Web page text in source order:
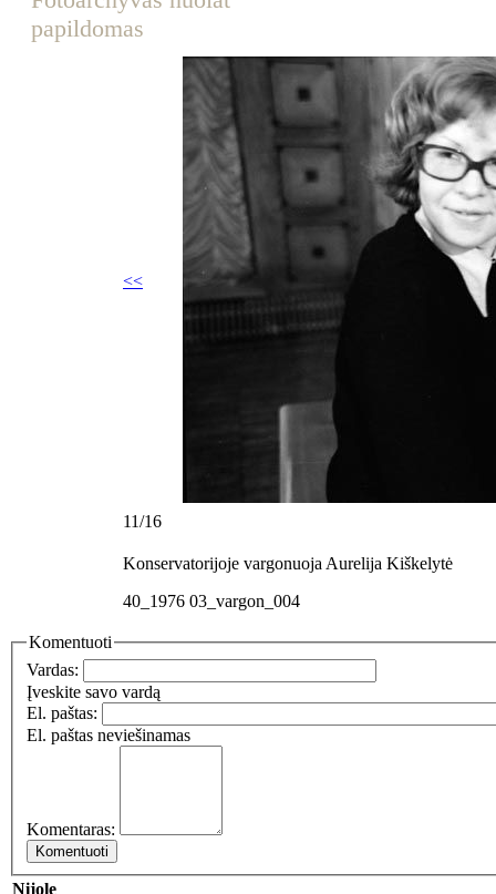
papildomas
<<
11/16
Konservatorijoje vargonuoja Aurelija Kiškelytė
40_1976 03_vargon_004
Komentuoti
Vardas:
Įveskite savo vardą
El. paštas:
El. paštas neviešinamas
Komentaras:
Nijole